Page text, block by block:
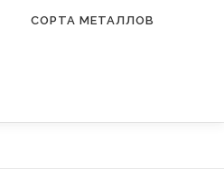
СОРТА МЕТАЛЛОВ